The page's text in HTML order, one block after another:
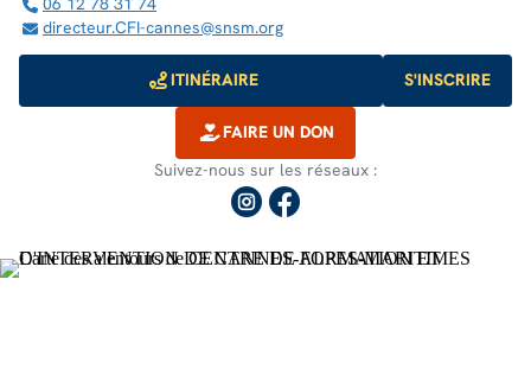
06 12 78 31 74
directeur.CFI-cannes@snsm.org
ITINÉRAIRE S'INSCRIRE
FAIRE UN DON
Suivez-nous sur les réseaux :